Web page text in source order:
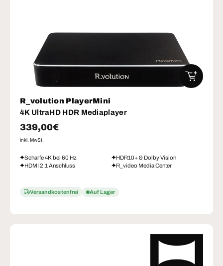
R_volution PlayerMini
4K UltraHD HDR Mediaplayer
Normaler Preis
339,00€
inkl. MwSt.
Scharfe 4K bei 60 Hz
HDR10+ & Dolby Vision
HDMI 2.1 Anschluss
R_video Media Center
Versandkostenfrei Auf Lager
IN DEN